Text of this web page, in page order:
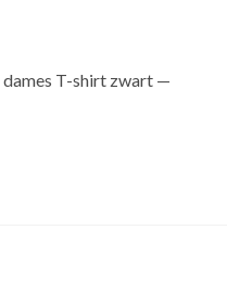
dames T-shirt zwart —